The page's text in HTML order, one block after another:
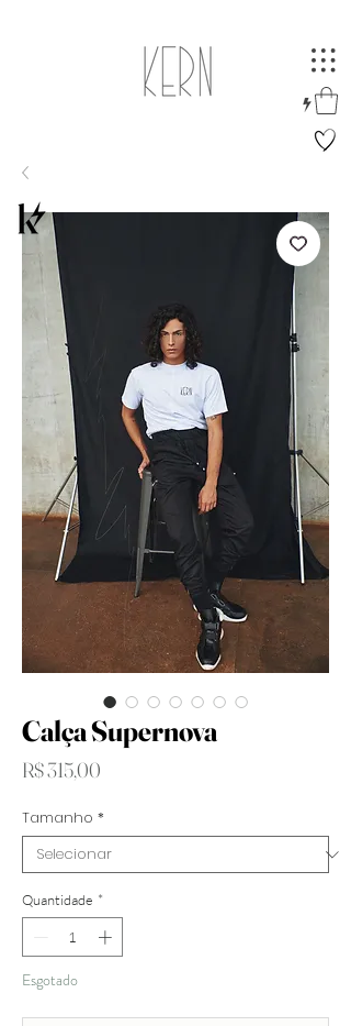
Calça Supernova
R$ 315,00
Tamanho *
Quantidade *
Esgotado